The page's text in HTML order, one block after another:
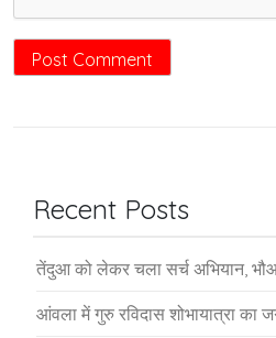
Recent Posts
तेंदुआ को लेकर चला सर्च अभियान, भौआ
आंवला में गुरु रविदास शोभायात्रा का